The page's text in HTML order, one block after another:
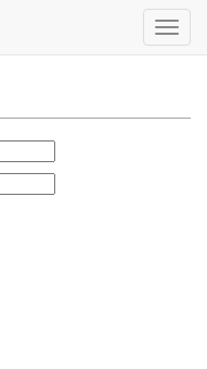
Toggle